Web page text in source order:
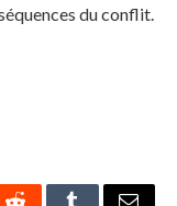
du conflit.